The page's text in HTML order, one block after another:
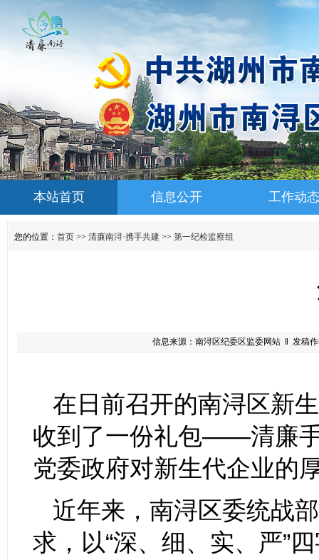
本站首页 信息公开 工作动态
您的位置： 首页 >> 清廉南浔·携手共建 >> 第一纪检监察组
信息来源：南浔区纪委区监委网站 ‖ 发
在日前召开的南浔区新
收到了一份礼包——清廉手
党委政府对新生代企业的
近年来，南浔区委统战
求，以“深、细、实、严”